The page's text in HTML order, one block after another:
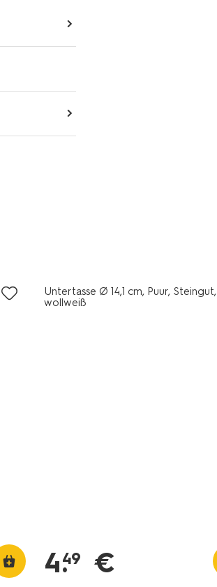
Untertasse Ø 14,1 cm, Puur, Steingut,
wollweiß
4.
49 €